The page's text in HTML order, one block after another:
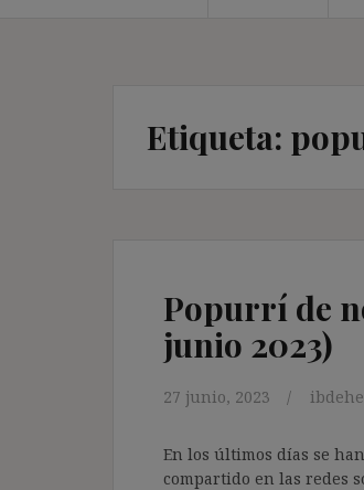
Etiqueta:
Popurrí de
junio 2023)
27 junio, 2023
En los últimos días se
compartido en las redes